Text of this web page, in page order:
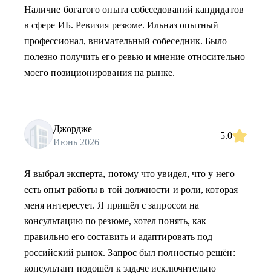
Наличие богатого опыта собеседований кандидатов
в сфере ИБ. Ревизия резюме. Ильназ опытный
профессионал, внимательный собеседник. Было
полезно получить его ревью и мнение относительно
моего позиционирования на рынке.
Джордже
Июнь 2026
5.0
Я выбрал эксперта, потому что увидел, что у него
есть опыт работы в той должности и роли, которая
меня интересует. Я пришёл с запросом на
консультацию по резюме, хотел понять, как
правильно его составить и адаптировать под
российский рынок. Запрос был полностью решён:
консультант подошёл к задаче исключительно